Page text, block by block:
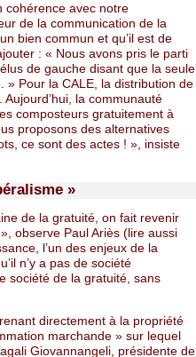
cohérence avec notre
de la communication de la
bien commun et qu’il est de
: « Nous avons pris le parti
de gauche disant que la seule
» Pour la CALE, la distribution de
la communauté
composteurs gratuitement à
proposons des alternatives
ce sont des actes ! », insiste
»
de la gratuité, on fait revenir
observe Paul Ariès (lire aussi
l’un des enjeux de la
n’y a pas de société
société de la gratuité, sans
directement à la propriété
marchande » sur lequel
Giovannangeli, présidente de